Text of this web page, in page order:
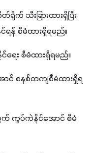
သီးခြားထားရှိပြီး
န် စီမံထားရှိရမည်။
ေး စီမံထားရှိရမည်။
ာင် စနစ်တကျစီမံထားရှိရ
တွက် ကွပ်ကဲနိုင်အောင် စီမံ